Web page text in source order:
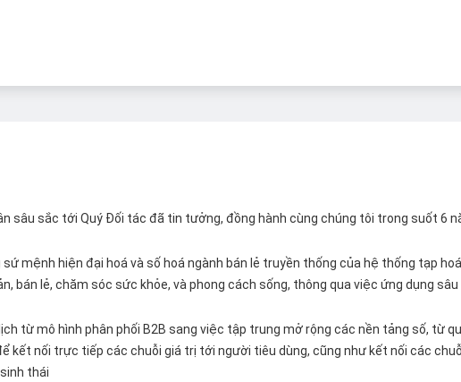
sâu sắc tới Quý Đối tác đã tin tưởng, đồng hành cùng chúng tôi trong suốt 6
mệnh hiện đại hoá và số hoá ngành bán lẻ truyền thống của hệ thống tạp
bán lẻ, chăm sóc sức khỏe, và phong cách sống, thông qua việc ứng dụng sâu
từ mô hình phân phối B2B sang việc tập trung mở rộng các nền tảng số, từ
kết nối trực tiếp các chuỗi giá trị tới người tiêu dùng, cũng như kết nối các
thái